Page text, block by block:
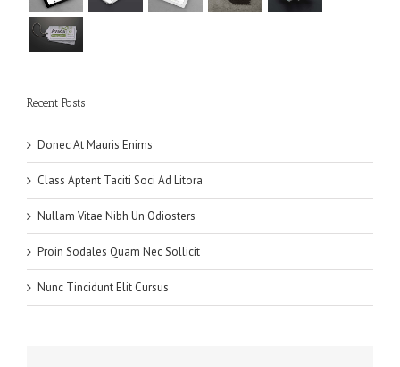
Recent Posts
Donec At Mauris Enims
Class Aptent Taciti Soci Ad Litora
Nullam Vitae Nibh Un Odiosters
Proin Sodales Quam Nec Sollicit
Nunc Tincidunt Elit Cursus